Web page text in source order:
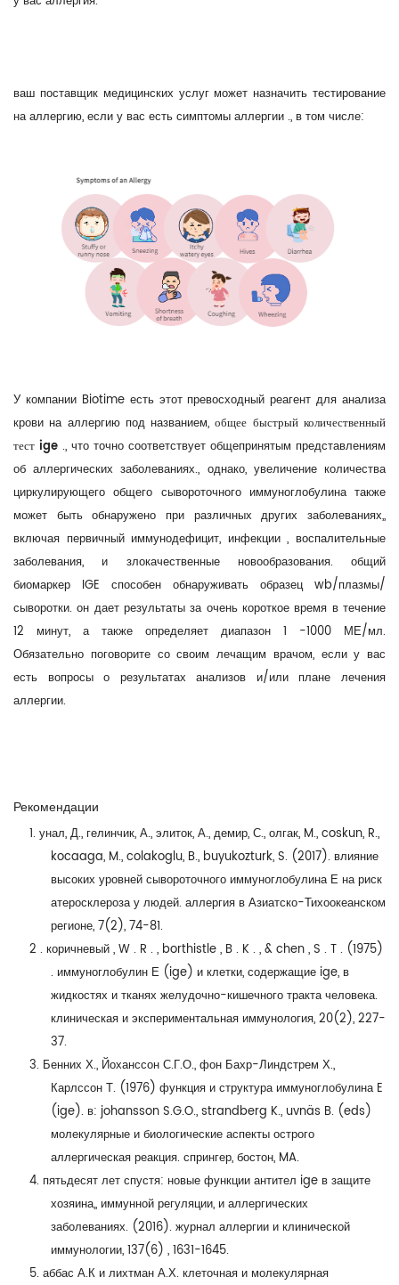
ваш поставщик медицинских услуг может назначить тестирование
на аллергию, если у вас есть симптомы аллергии ., в том числе:
У компании Biotime есть этот превосходный реагент для анализа
крови на аллергию под названием, общее быстрый количественный
тест ige ., что точно соответствует общепринятым представлениям
об аллергических заболеваниях., однако, увеличение количества
циркулирующего общего сывороточного иммуноглобулина также
может быть обнаружено при различных других заболеваниях,,
включая первичный иммунодефицит, инфекции , воспалительные
заболевания, и злокачественные новообразования. общий
биомаркер IGE способен обнаруживать образец wb/плазмы/
сыворотки. он дает результаты за очень короткое время в течение
12 минут, а также определяет диапазон 1 -1000 МЕ/мл.
Обязательно поговорите со своим лечащим врачом, если у вас
есть вопросы о результатах анализов и/или плане лечения
аллергии.
Рекомендации
1. унал, Д., гелинчик, А., элиток, А., демир, С., олгак, M., coskun, R.,
kocaaga, M., colakoglu, B., buyukozturk, S. (2017). влияние
высоких уровней сывороточного иммуноглобулина Е на риск
атеросклероза у людей. аллергия в Азиатско-Тихоокеанском
регионе, 7(2), 74-81.
2 . коричневый , W . R . , borthistle , B . K . , & chen , S . T . (1975)
. иммуноглобулин Е (ige) и клетки, содержащие ige, в
жидкостях и тканях желудочно-кишечного тракта человека.
клиническая и экспериментальная иммунология, 20(2), 227-
37.
3. Бенних Х., Йоханссон С.Г.О., фон Бахр-Линдстрем Х.,
Карлссон Т. (1976) функция и структура иммуноглобулина E
(ige). в: johansson S.G.O., strandberg K., uvnäs B. (eds)
молекулярные и биологические аспекты острого
аллергическая реакция. спрингер, бостон, MA.
4. пятьдесят лет спустя: новые функции антител ige в защите
хозяина,, иммунной регуляции, и аллергических
заболеваниях. (2016). журнал аллергии и клинической
иммунологии, 137(6) , 1631-1645.
5. аббас А.К и лихтман А.Х. клеточная и молекулярная